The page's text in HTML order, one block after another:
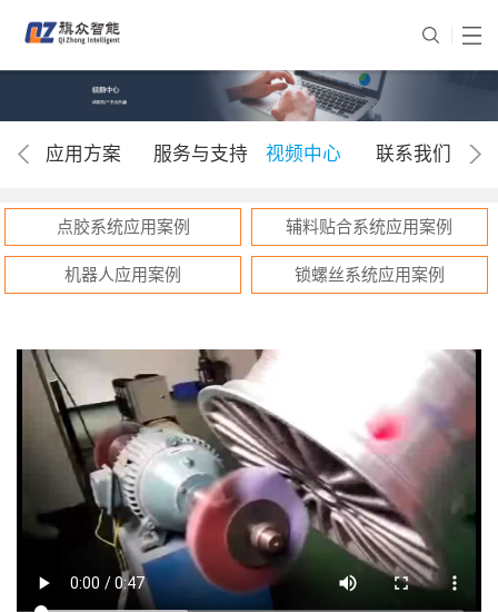
应用方案 服务与支持 视频中心 联系我们
点胶系统应用案例 辅料贴合系统应用案例
机器人应用案例 锁螺丝系统应用案例